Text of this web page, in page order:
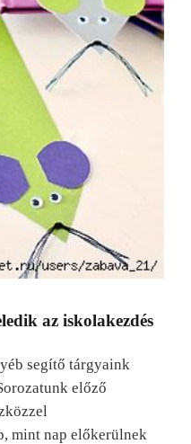
az iskolakezdés
segítő tárgyaink
előző
mint nap előkerülnek